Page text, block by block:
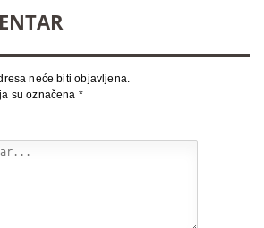
neće biti objavljena.
su označena *